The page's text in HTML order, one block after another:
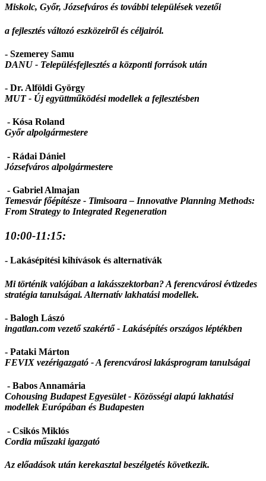
Miskolc, Győr, Józsefváros és további települések vezetői
a fejlesztés változó eszközeiről és céljairól.
- Szemerey Samu
DANU - Településfejlesztés a központi források után
- Dr. Alföldi György
MUT - Új együttműködési modellek a fejlesztésben
- Kósa Roland
Győr alpolgármestere
- Rádai Dániel
Józsefváros alpolgármestere
- Gabriel Almajan
Temesvár főépítésze - Timisoara – Innovative Planning Methods:
From Strategy to Integrated Regeneration
10:00-11:15:
- Lakásépítési kihívások és alternatívák
Mi történik valójában a lakásszektorban? A ferencvárosi évtizedes
stratégia tanulságai. Alternatív lakhatási modellek.
- Balogh Lászó
ingatlan.com vezető szakértő - Lakásépítés országos léptékben
- Pataki Márton
FEVIX vezérigazgató -A ferencvárosi lakásprogram tanulságai
- Babos Annamária
Cohousing Budapest Egyesület - Közösségi alapú lakhatási
modellek Európában és Budapesten
- Csikós Miklós
Cordia műszaki igazgató
Az előadások után kerekasztal beszélgetés következik.